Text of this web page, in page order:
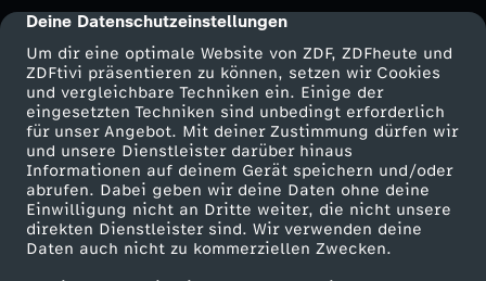
cmp-dialog-description
Deine Datenschutzeinstellungen
Um dir eine optimale Website von ZDF, ZDFheute und
ZDFtivi präsentieren zu können, setzen wir Cookies
und vergleichbare Techniken ein. Einige der
eingesetzten Techniken sind unbedingt erforderlich
für unser Angebot. Mit deiner Zustimmung dürfen wir
und unsere Dienstleister darüber hinaus
Informationen auf deinem Gerät speichern und/oder
abrufen. Dabei geben wir deine Daten ohne deine
Einwilligung nicht an Dritte weiter, die nicht unsere
direkten Dienstleister sind. Wir verwenden deine
Daten auch nicht zu kommerziellen Zwecken.
e
s
t
-
H
Mehr ZDF
ZDF-Apps
Smart TV
ZDFtext
Service
ZDFmitreden
Kontakt zum ZDF
Tickets